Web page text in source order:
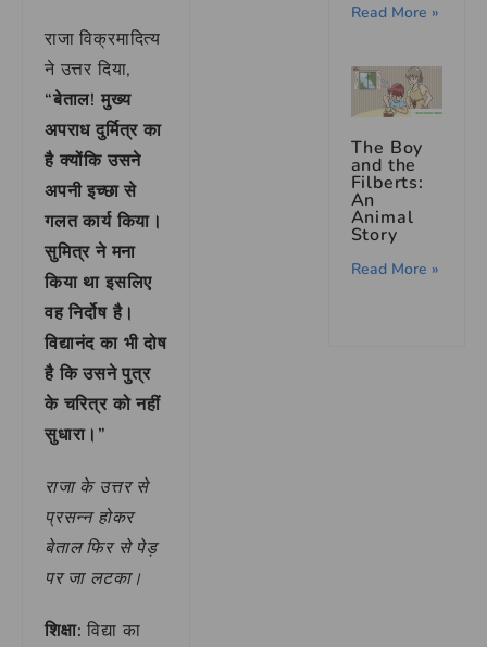
राजा विक्रमादित्य
ने उत्तर दिया,
“बेताल! मुख्य
अपराध दुर्मित्र का
है क्योंकि उसने
अपनी इच्छा से
गलत कार्य किया।
सुमित्र ने मना
किया था इसलिए
वह निर्दोष है।
विद्यानंद का भी दोष
है कि उसने पुत्र
के चरित्र को नहीं
सुधारा।”
राजा के उत्तर से
प्रसन्न होकर
बेताल फिर से पेड़
पर जा लटका।
शिक्षा: विद्या का
Read More »
The Boy
and the
Filberts:
An
Animal
Story
Read More »